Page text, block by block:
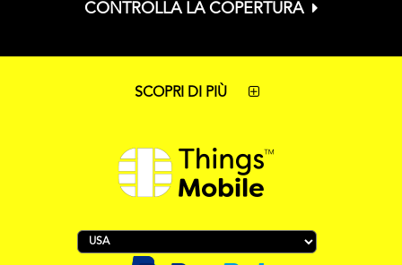
CONTROLLA LA COPERTURA
SCOPRI DI PIÙ